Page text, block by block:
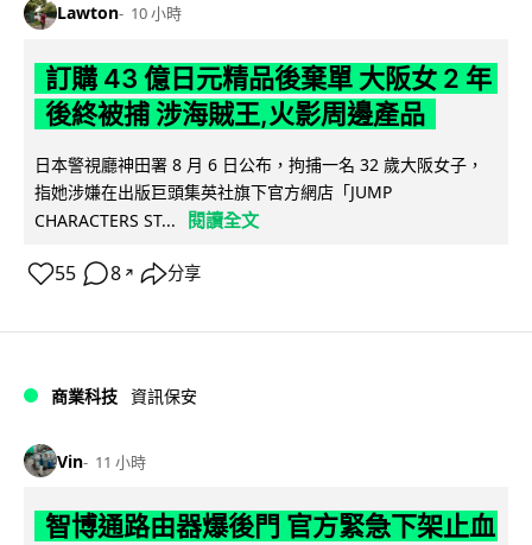
Lawton 10 小時
訂購 43 億日元精品後棄單 大阪女 2 年
後終被捕 涉海賊王,火影周邊產品
日本警視廳神田署 8 月 6 日公布，拘捕一名 32 歲大阪女子，
指她涉嫌在出版巨頭集英社旗下官方網店「JUMP
CHARACTERS ST...
閱讀全文
55 8 ↗ 分享
商業科技 資訊保安
Vin 11 小時
智博通路由器爆後門 官方緊急下架止血